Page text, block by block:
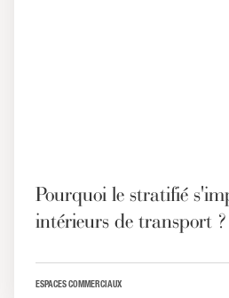
Pourquoi le stratifié
intérieurs de transport ?
ESPACES COMMERCIAUX